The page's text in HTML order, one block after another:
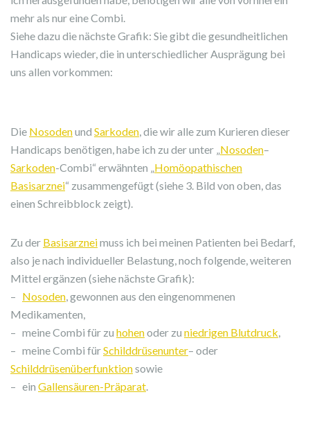
mehr als nur eine Combi.
Siehe dazu die nächste Grafik: Sie gibt die gesundheitlichen
Handicaps wieder, die in unterschiedlicher Ausprägung bei
uns allen vorkommen:
Die Nosodenund Sarkoden, die wir alle zum Kurieren dieser
Handicaps benötigen, habe ich zu der unter „Nosoden–
Sarkoden-Combi“ erwähnten „Homöopathischen
Basisarznei“ zusammengefügt (siehe 3. Bild von oben, das
einen Schreibblock zeigt).
Zu der Basisarzneimuss ich bei meinen Patienten bei Bedarf,
also je nach individueller Belastung, noch folgende, weiteren
Mittel ergänzen (siehe nächste Grafik):
– Nosoden, gewonnen aus den eingenommenen
Medikamenten,
– meine Combi für zu hohenoder zu niedrigen Blutdruck,
– meine Combi fürSchilddrüsenunter– oder
Schilddrüsenüberfunktionsowie
– ein Gallensäuren-Präparat.